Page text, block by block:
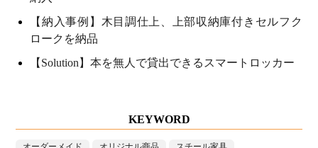
【納入事例】木目調仕上、上部収納庫付きセルフク
ロークを納品
【Solution】本を無人で貸出できるスマートロッカー
KEYWORD